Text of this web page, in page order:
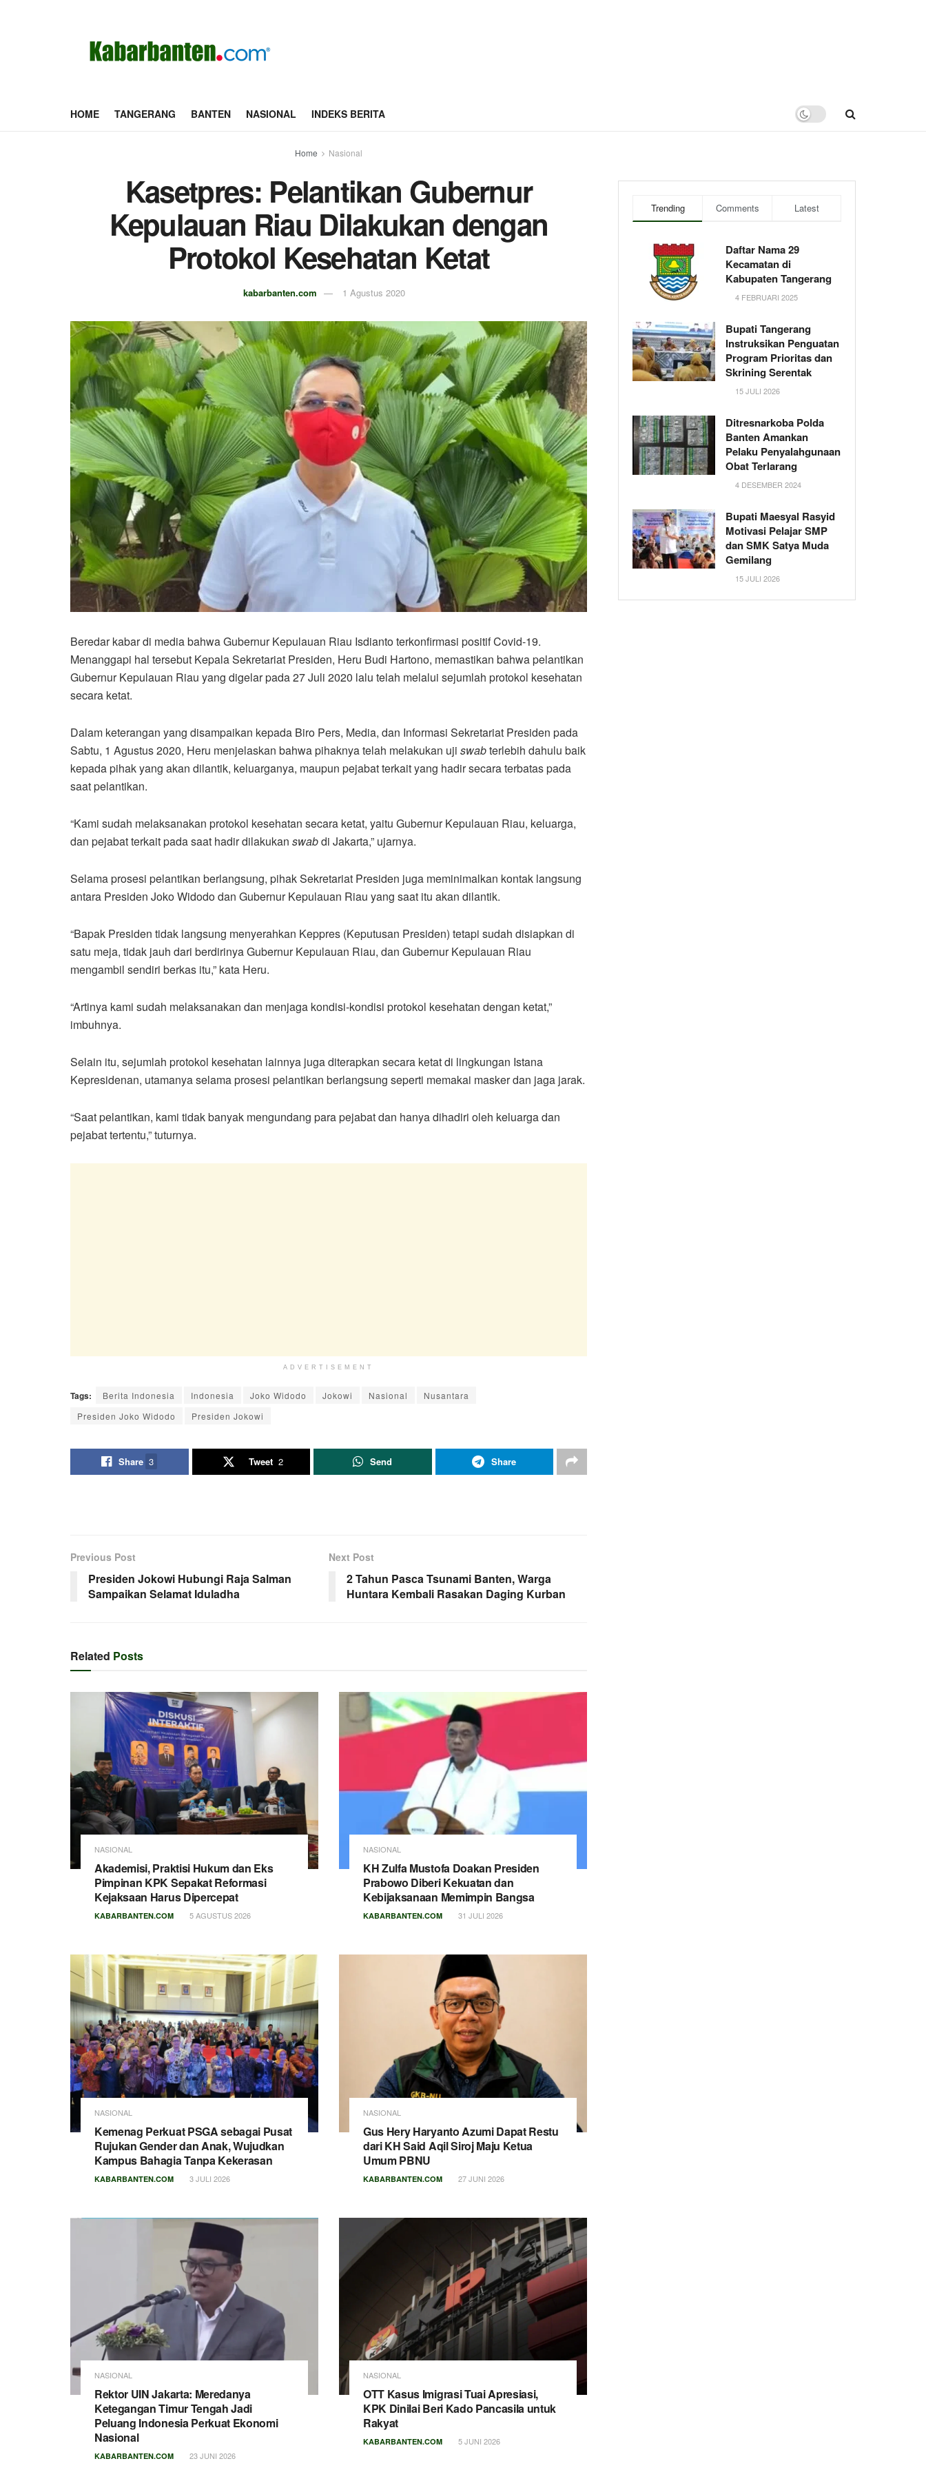
HOME TANGERANG BANTEN NASIONAL INDEKS BERITA
Home Nasional
Kasetpres: Pelantikan Gubernur
Kepulauan Riau Dilakukan dengan
Protokol Kesehatan Ketat
kabarbanten.com 1 Agustus 2020
Beredar kabar di media bahwa Gubernur Kepulauan Riau Isdianto terkonfirmasi positif Covid-19.
Menanggapi hal tersebut Kepala Sekretariat Presiden, Heru Budi Hartono, memastikan bahwa pelantikan
Gubernur Kepulauan Riau yang digelar pada 27 Juli 2020 lalu telah melalui sejumlah protokol kesehatan
secara ketat.
Dalam keterangan yang disampaikan kepada Biro Pers, Media, dan Informasi Sekretariat Presiden pada
Sabtu, 1 Agustus 2020, Heru menjelaskan bahwa pihaknya telah melakukan uji swabterlebih dahulu baik
kepada pihak yang akan dilantik, keluarganya, maupun pejabat terkait yang hadir secara terbatas pada
saat pelantikan.
“Kami sudah melaksanakan protokol kesehatan secara ketat, yaitu Gubernur Kepulauan Riau, keluarga,
dan pejabat terkait pada saat hadir dilakukan swabdi Jakarta,” ujarnya.
Selama prosesi pelantikan berlangsung, pihak Sekretariat Presiden juga meminimalkan kontak langsung
antara Presiden Joko Widodo dan Gubernur Kepulauan Riau yang saat itu akan dilantik.
“Bapak Presiden tidak langsung menyerahkan Keppres (Keputusan Presiden) tetapi sudah disiapkan di
satu meja, tidak jauh dari berdirinya Gubernur Kepulauan Riau, dan Gubernur Kepulauan Riau
mengambil sendiri berkas itu,” kata Heru.
“Artinya kami sudah melaksanakan dan menjaga kondisi-kondisi protokol kesehatan dengan ketat,”
imbuhnya.
Selain itu, sejumlah protokol kesehatan lainnya juga diterapkan secara ketat di lingkungan Istana
Kepresidenan, utamanya selama prosesi pelantikan berlangsung seperti memakai masker dan jaga jarak.
“Saat pelantikan, kami tidak banyak mengundang para pejabat dan hanya dihadiri oleh keluarga dan
pejabat tertentu,” tuturnya.
ADVERTISEMENT
Tags: Berita Indonesia Indonesia Joko Widodo Jokowi Nasional
Nusantara
Presiden Joko Widodo
Presiden Jokowi
Share 3 Tweet 2 Send Share
Previous Post
Presiden Jokowi Hubungi Raja Salman
Sampaikan Selamat Iduladha
Next Post
2 Tahun Pasca Tsunami Banten, Warga
Huntara Kembali Rasakan Daging Kurban
Related Posts
NASIONAL
Akademisi, Praktisi Hukum dan Eks
Pimpinan KPK Sepakat Reformasi
Kejaksaan Harus Dipercepat
KABARBANTEN.COM 5 AGUSTUS 2026
NASIONAL
KH Zulfa Mustofa Doakan Presiden
Prabowo Diberi Kekuatan dan
Kebijaksanaan Memimpin Bangsa
KABARBANTEN.COM 31 JULI 2026
NASIONAL
Kemenag Perkuat PSGA sebagai Pusat
Rujukan Gender dan Anak, Wujudkan
Kampus Bahagia Tanpa Kekerasan
KABARBANTEN.COM 3 JULI 2026
NASIONAL
Gus Hery Haryanto Azumi Dapat Restu
dari KH Said Aqil Siroj Maju Ketua
Umum PBNU
KABARBANTEN.COM 27 JUNI 2026
NASIONAL
Rektor UIN Jakarta: Meredanya
Ketegangan Timur Tengah Jadi
Peluang Indonesia Perkuat Ekonomi
Nasional
KABARBANTEN.COM 23 JUNI 2026
NASIONAL
OTT Kasus Imigrasi Tuai Apresiasi,
KPK Dinilai Beri Kado Pancasila untuk
Rakyat
KABARBANTEN.COM 5 JUNI 2026
Trending Comments Latest
Daftar Nama 29
Kecamatan di
Kabupaten Tangerang
4 FEBRUARI 2025
Bupati Tangerang
Instruksikan Penguatan
Program Prioritas dan
Skrining Serentak
15 JULI 2026
Ditresnarkoba Polda
Banten Amankan
Pelaku Penyalahgunaan
Obat Terlarang
4 DESEMBER 2024
Bupati Maesyal Rasyid
Motivasi Pelajar SMP
dan SMK Satya Muda
Gemilang
15 JULI 2026